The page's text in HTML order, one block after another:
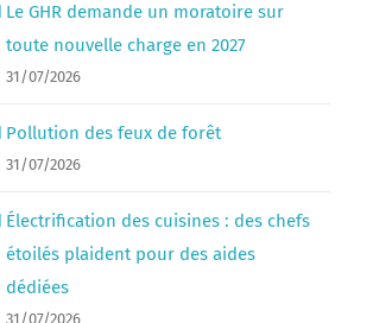
Le GHR demande un moratoire sur
toute nouvelle charge en 2027
31/07/2026
Pollution des feux de forêt
31/07/2026
Électrification des cuisines : des chefs
étoilés plaident pour des aides
dédiées
31/07/2026